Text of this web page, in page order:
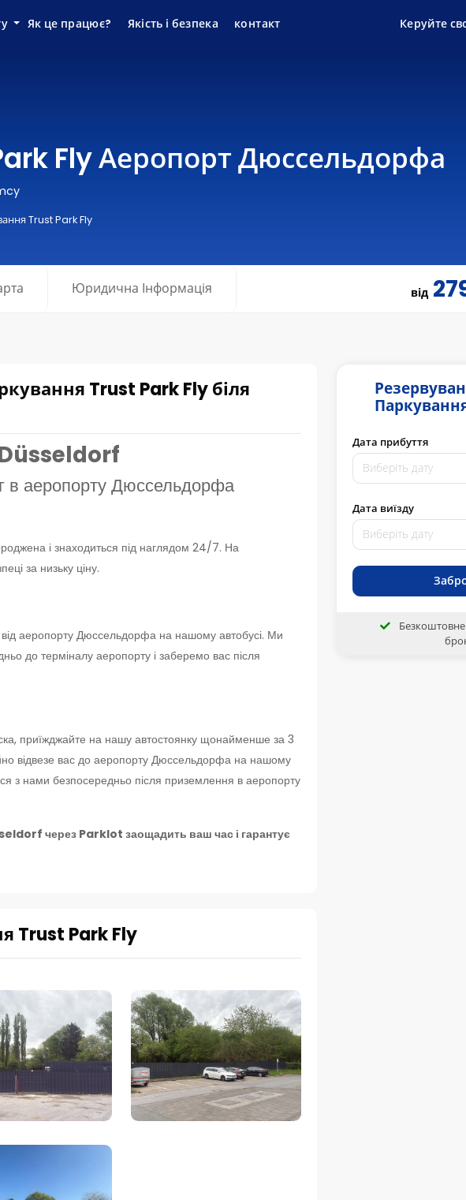
Як це працює? Якість і безпека контакт Керуйте
Fly Аеропорт Дюссельдорфа
Trust Park Fly
Юридична Інформація від
Trust Park Fly біля
в аеропорту Дюссельдорфа
і знаходиться під наглядом 24/7. На
за низьку ціну.
аеропорту Дюссельдорфа на нашому автобусі. Ми
до терміналу аеропорту і заберемо вас після
приїжджайте на нашу автостоянку щонайменше за 3
відвезе вас до аеропорту Дюссельдорфа на нашому
з нами безпосередньо після приземлення в аеропорту
через Parklot заощадить ваш час і гарантує
Trust Park Fly
Дата прибуття
Дата виїзду
Безкоштовне